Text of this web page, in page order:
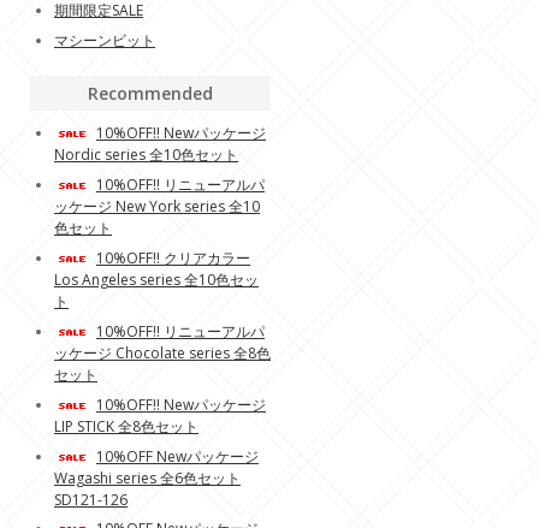
期間限定SALE
マシーンビット
Recommended
10%OFF!! Newパッケージ
Nordic series 全10色セット
10%OFF!! リニューアルパ
ッケージ New York series 全10
色セット
10%OFF!! クリアカラー
Los Angeles series 全10色セッ
ト
10%OFF!! リニューアルパ
ッケージ Chocolate series 全8色
セット
10%OFF!! Newパッケージ
LIP STICK 全8色セット
10%OFF Newパッケージ
Wagashi series 全6色セット
SD121-126